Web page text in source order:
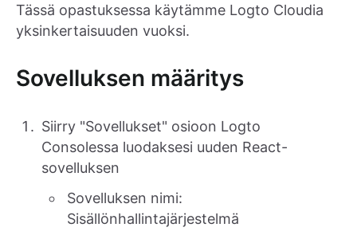
Tässä opastuksessa käytämme Logto Cloudia
yksinkertaisuuden vuoksi.
Sovelluksen määritys
Siirry "Sovellukset" osioon Logto
Consolessa luodaksesi uuden React-
sovelluksen
Sovelluksen nimi:
Sisällönhallintajärjestelmä